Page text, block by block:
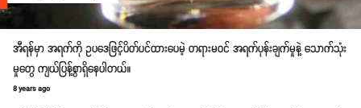
အီရန်မှာ အရက်ကို ဥပဒေဖြင့်ပိတ်ပင်ထားပေမဲ့ တရားမဝင် အရက်ပုန်းချက်မှုနဲ့ သောက်သုံး
မှုတွေ ကျယ်ပြန့်စွာရှိနေပါတယ်။
8 years ago